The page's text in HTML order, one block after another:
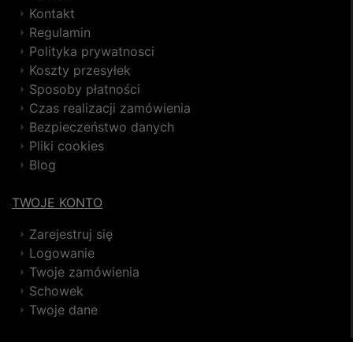
Kontakt
Regulamin
Polityka prywatnosci
Koszty przesyłek
Sposoby płatności
Czas realizacji zamówienia
Bezpieczeństwo danych
Pliki cookies
Blog
TWOJE KONTO
Zarejestruj się
Logowanie
Twoje zamówienia
Schowek
Twoje dane